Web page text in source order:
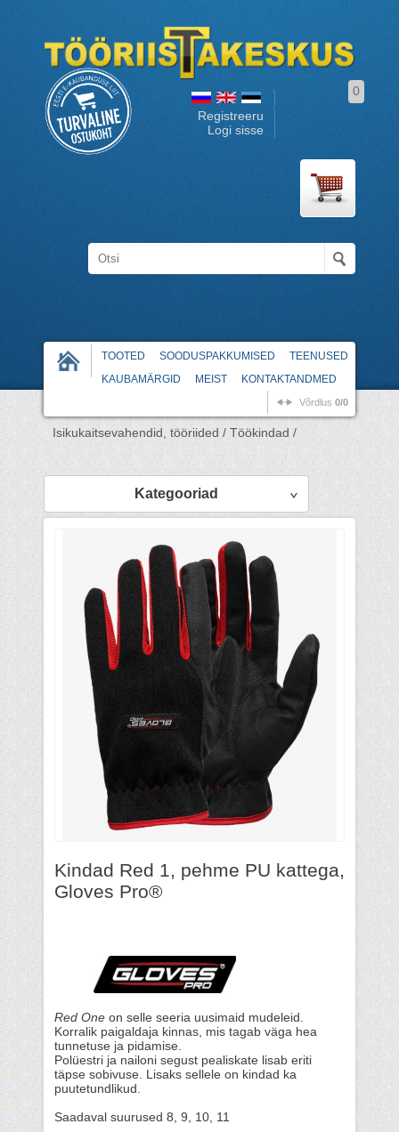
Registreeru
Logi sisse
0
TOOTED SOODUSPAKKUMISED
TEENUSED
KAUBAMÄRGID
MEIST KONTAKTANDMED
Võrdlus 0/0
Isikukaitsevahendid, tööriided / Töökindad /
Kategooriad
Kindad Red 1, pehme PU kattega,
Gloves Pro®
Red One on selle seeria uusimaid mudeleid.
Korralik paigaldaja kinnas, mis tagab väga hea
tunnetuse ja pidamise.
Polüestri ja nailoni segust pealiskate lisab eriti
täpse sobivuse. Lisaks sellele on kindad ka
puutetundlikud.
Saadaval suurused 8, 9, 10, 11